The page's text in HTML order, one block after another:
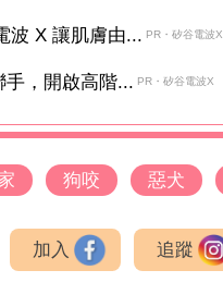
波 X 讓肌膚由... PR・矽谷電波X
手，開啟高階... PR・矽谷電波X
狗咬 惡犬
加入 追蹤